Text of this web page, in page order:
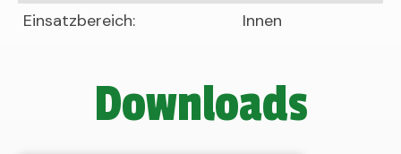
Einsatzbereich:
Innen
Downloads